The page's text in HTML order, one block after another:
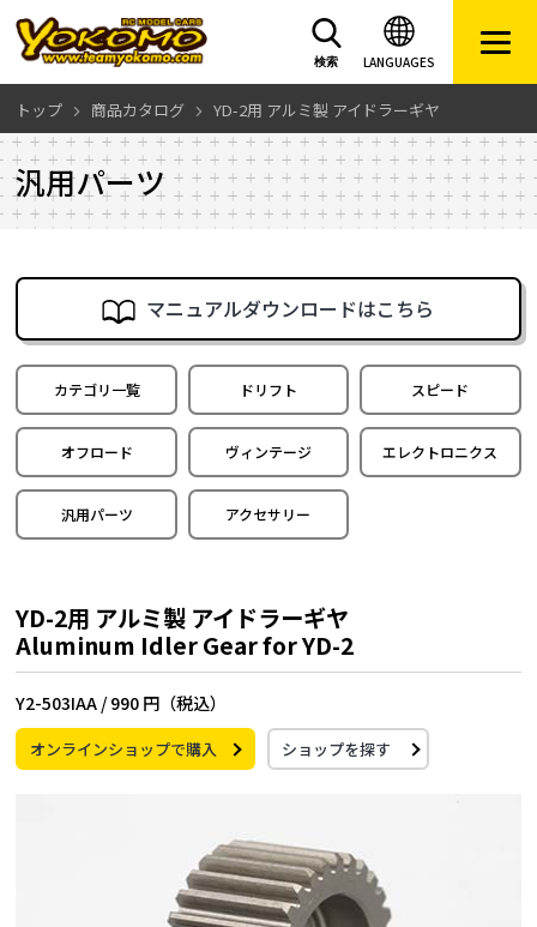
LANGUAGES
検索
トップ 商品カタログ YD-2用 アルミ製 アイドラーギヤ
汎用パーツ
マニュアルダウンロードはこちら
カテゴリ一覧 ドリフト スピード
オフロード ヴィンテージ エレクトロニクス
汎用パーツ アクセサリー
YD-2用 アルミ製 アイドラーギヤ
Aluminum Idler Gear for YD-2
Y2-503IAA / 990 円（税込）
オンラインショップで購入 ショップを探す